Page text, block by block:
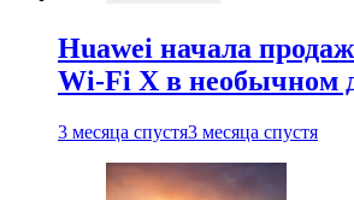
Huawei начала
Wi-Fi X в необычном
3 месяца спустя3 месяца спустя